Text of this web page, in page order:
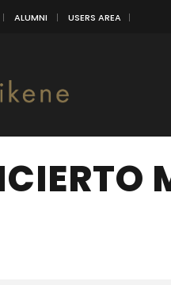
ALUMNI USERS AREA